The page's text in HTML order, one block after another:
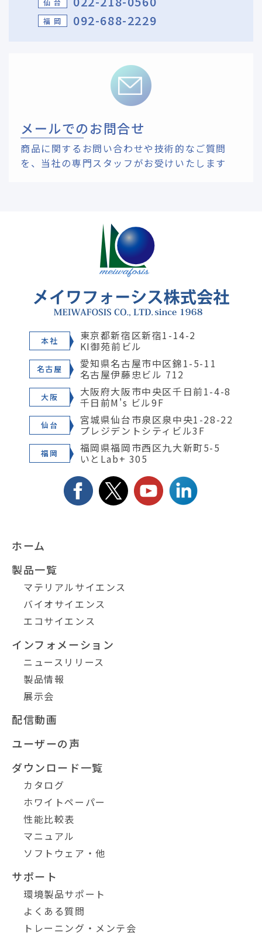
仙 台
福 岡 092-688-2229
メールでのお問合せ
商品に関するお問い合わせや技術的なご質問
を、 当社の専門スタッフがお受けいたします
本社 東京都新宿区新宿1-14-2
KI御苑前ビル
名古屋 愛知県名古屋市中区錦1-5-11
名古屋伊藤忠ビル 712
大阪 大阪府大阪市中央区千日前1-4-8
千日前M's ビル9F
仙台 宮城県仙台市泉区泉中央1-28-22
プレジデントシティビル3F
福岡 福岡県福岡市西区九大新町5-5
いとLab+ 305
ホーム
製品一覧
マテリアルサイエンス
バイオサイエンス
エコサイエンス
インフォメーション
ニュースリリース
製品情報
展示会
配信動画
ユーザーの声
ダウンロード一覧
カタログ
ホワイトペーパー
性能比較表
マニュアル
ソフトウェア・他
サポート
環境製品サポート
よくある質問
トレーニング・メンテ会